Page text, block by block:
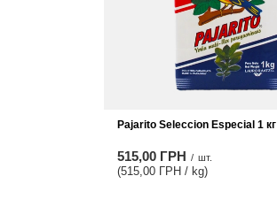
Pajarito Seleccion Especial 1 кг
515,00 ГРН / шт.
(515,00 ГРН / kg)